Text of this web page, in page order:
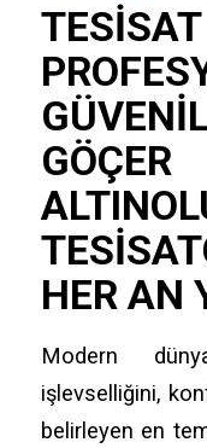
HER AN
Modern
işlevselliğini,
belirleyen en